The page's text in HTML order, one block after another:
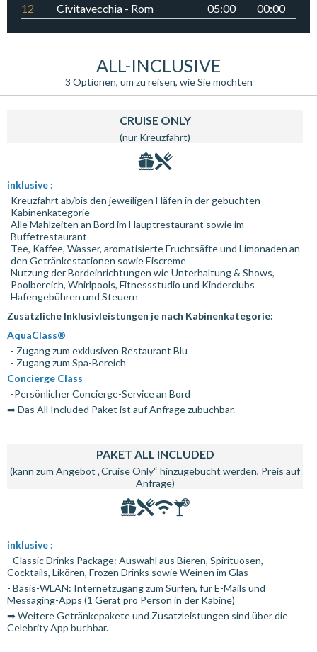
12 Civitavecchia - Rom 05:00 00:00
ALL-INCLUSIVE
3 Optionen, um zu reisen, wie Sie möchten
CRUISE ONLY
(nur Kreuzfahrt)
inklusive :
Kreuzfahrt ab/bis den jeweiligen Häfen in der gebuchten
Kabinenkategorie
Alle Mahlzeiten an Bord im Hauptrestaurant sowie im
Buffetrestaurant
Tee, Kaffee, Wasser, aromatisierte Fruchtsäfte und Limonaden an
den Getränkestationen sowie Eiscreme
Nutzung der Bordeinrichtungen wie Unterhaltung & Shows,
Poolbereich, Whirlpools, Fitnessstudio und Kinderclubs
Hafengebühren und Steuern
Zusätzliche Inklusivleistungen je nach Kabinenkategorie:
AquaClass®
- Zugang zum exklusiven Restaurant Blu
- Zugang zum Spa-Bereich
Concierge Class
-Persönlicher Concierge-Service an Bord
➡ Das All Included Paket ist auf Anfrage zubuchbar.
PAKET ALL INCLUDED
(kann zum Angebot „Cruise Only“ hinzugebucht werden, Preis auf
Anfrage)
inklusive :
- Classic Drinks Package: Auswahl aus Bieren, Spirituosen,
Cocktails, Likören, Frozen Drinks sowie Weinen im Glas
- Basis-WLAN: Internetzugang zum Surfen, für E-Mails und
Messaging-Apps (1 Gerät pro Person in der Kabine)
➡ Weitere Getränkepakete und Zusatzleistungen sind über die
Celebrity App buchbar.